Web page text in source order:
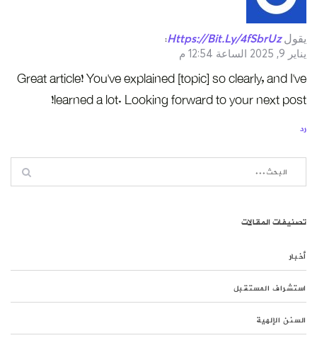
يقول Https://bit.ly/4fSbrUz
:
يناير 9, 2025 الساعة 12:54 م
Great article! You’ve explained [topic] so clearly, and I’ve
learned a lot. Looking forward to your next post!
رد
تصنيفات المقالات
أخبار
استشراف المستقبل
السنن الإلهية